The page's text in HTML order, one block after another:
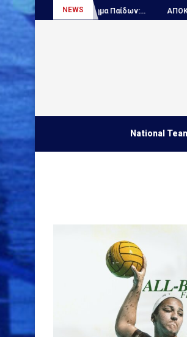
NEWS
πρωτάθλημα Παίδων:... ΑΠΟΚΛΕΙΣΤΙΚΟ
National